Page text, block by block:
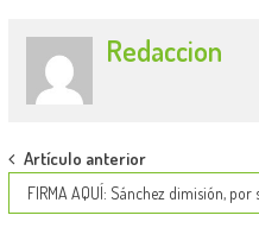
Redaccion
Post
navigation
Artículo anterior
FIRMA AQUÍ: Sánchez dimisión,